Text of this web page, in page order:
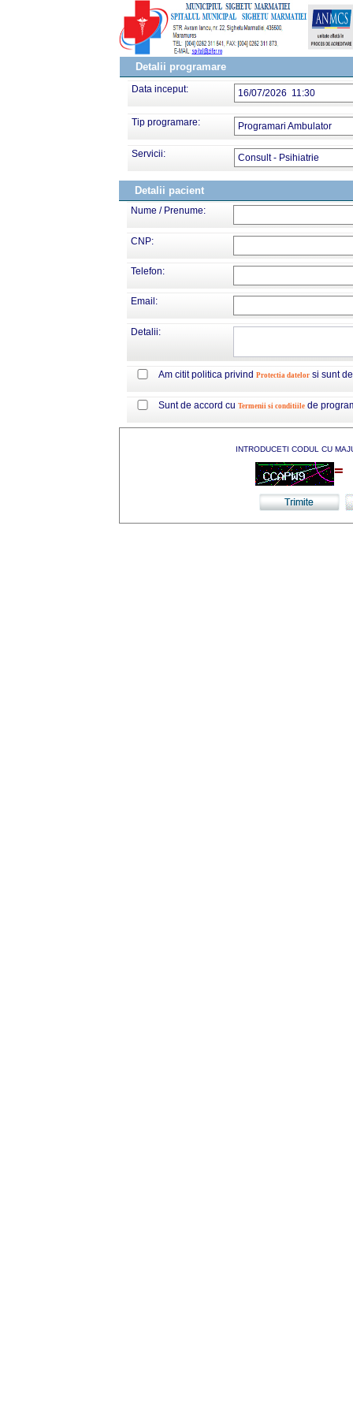
Detalii programare
Data inceput: 16/07/2026 11:30
Tip programare: Programari Ambulator
Servicii: Consult - Psihiatrie
Detalii pacient
Nume / Prenume:
CNP:
Telefon:
Email:
Detalii:
Am citit politica privind Protectia datelor si sunt
Sunt de accord cu Termenii si conditiile de
INTRODUCETI CODUL CU
=